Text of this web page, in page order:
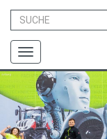
Toggle
navigation